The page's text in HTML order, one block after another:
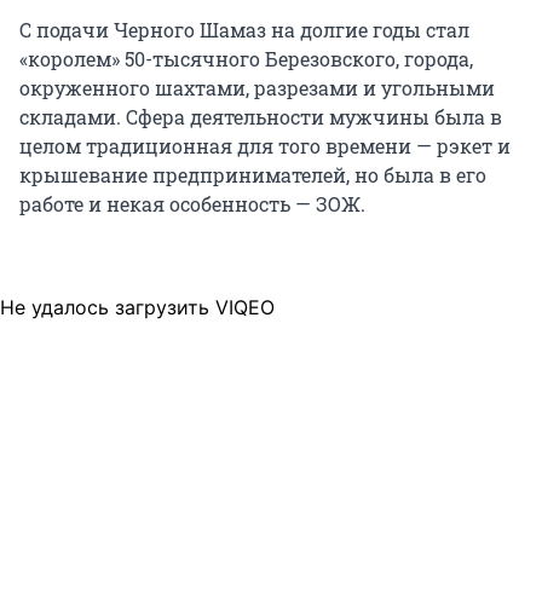
С подачи Черного Шамаз на долгие годы стал
«королем» 50-тысячного Березовского, города,
окруженного шахтами, разрезами и угольными
складами. Сфера деятельности мужчины была в
целом традиционная для того времени — рэкет и
крышевание предпринимателей, но была в его
работе и некая особенность — ЗОЖ.
Не удалось загрузить VIQEO